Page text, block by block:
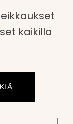
kaikilla